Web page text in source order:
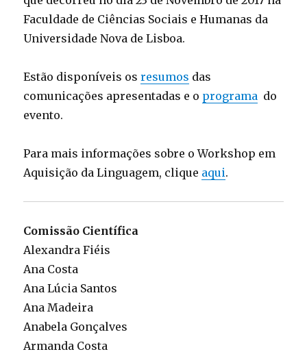
Faculdade de Ciências Sociais e Humanas da
Universidade Nova de Lisboa.
Estão disponíveis osresumos das
comunicações apresentadas e o programa do
evento.
Para mais informações sobre o Workshop em
Aquisição da Linguagem, clique aqui.
Comissão Científica
Alexandra Fiéis
Ana Costa
Ana Lúcia Santos
Ana Madeira
Anabela Gonçalves
Armanda Costa